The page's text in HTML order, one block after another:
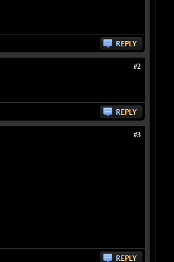
#2
#3